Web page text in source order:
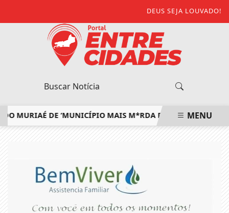
DEUS SEJA LOUVADO!
DE ‘MUNICÍPIO MAIS M*RDA DO ESTADO’ EMENU